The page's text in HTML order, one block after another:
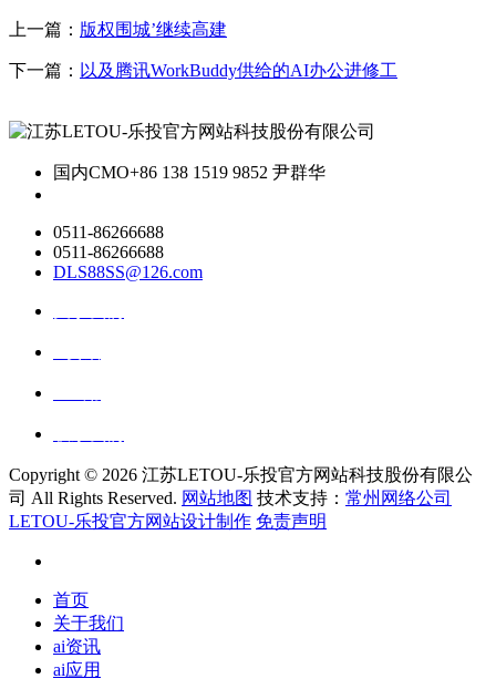
上一篇： 版权围城’继续高建
下一篇： 以及腾讯WorkBuddy供给的AI办公进修工
国内CMO+86 138 1519 9852 尹群华
0511-86266688
0511-86266688
DLS88SS@126.com
Copyright © 2026 江苏LETOU-乐投官方网站科技股份有限公
司 All Rights Reserved. 网站地图 技术支持： 常州网络公司
LETOU-乐投官方网站设计制作 免责声明
首页
关于我们
ai资讯
ai应用